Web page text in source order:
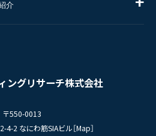
ングリサーチ株式会社
〒550-0013
4-2 なにわ筋SIAビル［Map］
介